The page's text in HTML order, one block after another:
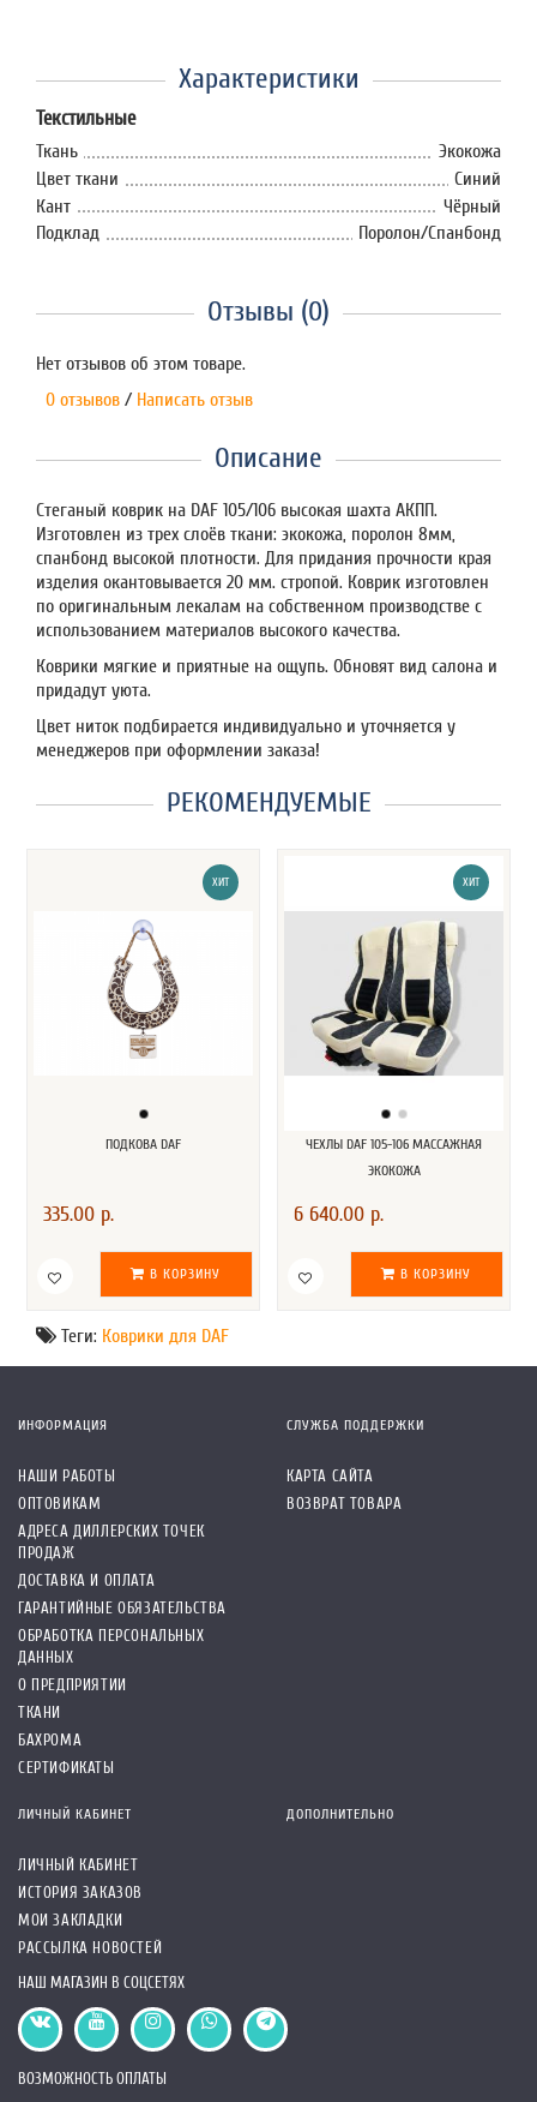
Характеристики
Текстильные
Ткань
Экокожа
Цвет ткани
Синий
Кант
Чёрный
Подклад
Поролон/Спанбонд
Отзывы (0)
Нет отзывов об этом товаре.
0 отзывов / Написать отзыв
Описание
Стеганый коврик на DAF 105/106 высокая шахта АКПП.
Изготовлен из трех слоёв ткани: экокожа, поролон 8мм,
спанбонд высокой плотности. Для придания прочности края
изделия окантовывается 20 мм. стропой. Коврик изготовлен
по оригинальным лекалам на собственном производстве с
использованием материалов высокого качества.
Коврики мягкие и приятные на ощупь. Обновят вид салона и
придадут уюта.
Цвет ниток подбирается индивидуально и уточняется у
менеджеров при оформлении заказа!
РЕКОМЕНДУЕМЫЕ
ХИТ
ПОДКОВА DAF
335.00 р.
В КОРЗИНУ
ХИТ
ЧЕХЛЫ DAF 105-106 МАССАЖНАЯ
ЭКОКОЖА
6 640.00 р.
В КОРЗИНУ
Теги: Коврики для DAF
ИНФОРМАЦИЯ
НАШИ РАБОТЫ
ОПТОВИКАМ
АДРЕСА ДИЛЛЕРСКИХ ТОЧЕК
ПРОДАЖ
ДОСТАВКА И ОПЛАТА
ГАРАНТИЙНЫЕ ОБЯЗАТЕЛЬСТВА
ОБРАБОТКА ПЕРСОНАЛЬНЫХ
ДАННЫХ
О ПРЕДПРИЯТИИ
ТКАНИ
БАХРОМА
СЕРТИФИКАТЫ
СЛУЖБА ПОДДЕРЖКИ
КАРТА САЙТА
ВОЗВРАТ ТОВАРА
ЛИЧНЫЙ КАБИНЕТ
ЛИЧНЫЙ КАБИНЕТ
ИСТОРИЯ ЗАКАЗОВ
МОИ ЗАКЛАДКИ
РАССЫЛКА НОВОСТЕЙ
ДОПОЛНИТЕЛЬНО
НАШ МАГАЗИН В СОЦСЕТЯХ
ВОЗМОЖНОСТЬ ОПЛАТЫ